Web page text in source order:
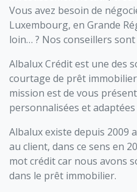
Vous avez besoin de
Luxembourg, en Grande
loin… ? Nos conseillers
Albalux Crédit est une des
courtage de prêt
mission est de vous
personnalisées et
Albalux existe depuis 2009
au client, dans ce sens en
mot crédit car nous avons
dans le prêt immobilier.